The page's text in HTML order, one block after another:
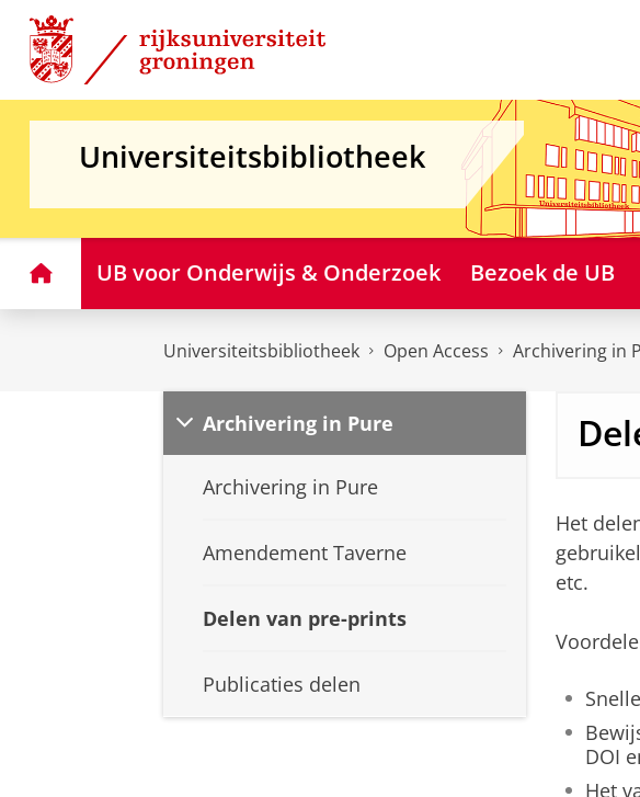
Skip
Content
Skip
Navigation
Universiteitsbibliotheek
HomeUB voor Onderwijs & Onderzoek Bezoek de UB
Universiteitsbibliotheek Open Access Archivering in
Archivering in Pure
Archivering in Pure
Amendement Taverne
Delen van pre-prints
Publicaties delen
Het
etc.
DOI
Het